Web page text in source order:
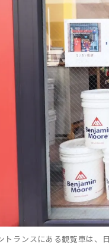
トランスにある観覧車は、